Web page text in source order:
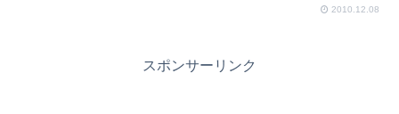
2010.12.08
スポンサーリンク